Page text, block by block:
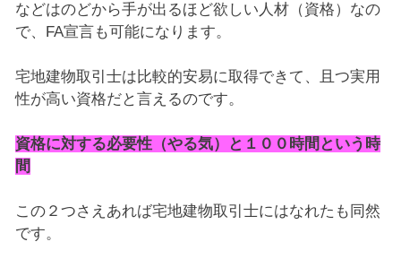
などはのどから手が出るほど欲しい人材（資格）なの
で、FA宣言も可能になります。
宅地建物取引士は比較的安易に取得できて、且つ実用
性が高い資格だと言えるのです。
資格に対する必要性（やる気）と１００時間という時
間
この２つさえあれば宅地建物取引士にはなれたも同然
です。